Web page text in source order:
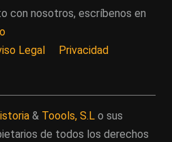
con nosotros, escríbenos en
Legal Privacidad
& Toools, S.L o sus
de todos los derechos